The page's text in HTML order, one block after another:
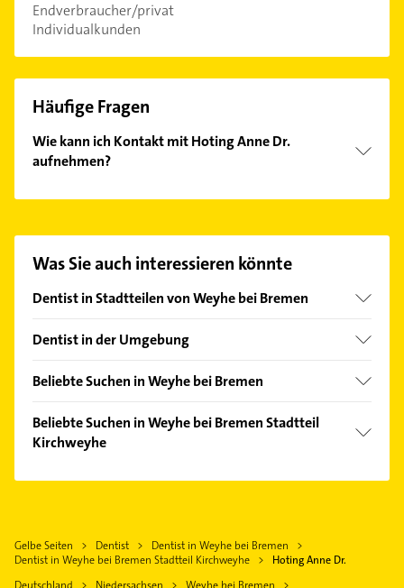
Endverbraucher/privat
Individualkunden
Häufige Fragen
Wie kann ich Kontakt mit Hoting Anne Dr.
aufnehmen?
finden Sie alleKontaktdaten.
Was Sie auch interessieren könnte
Dentist in Stadtteilen von Weyhe bei Bremen
Erichshof
Dentist in der Umgebung
Syke
Bremen
Thedinghausen
Bassum
Beliebte Suchen in Weyhe bei Bremen
Phoniatrie
Logopädie
Heizungsfirmen
Bauunternehmen
Beliebte Suchen in Weyhe bei Bremen Stadtteil
Kirchweyhe
Phoniatrie
Gelbe Seiten Dentist
Dentist in Weyhe bei Bremen
Dentist in Weyhe bei Bremen Stadtteil Kirchweyhe
Hoting Anne Dr.
Deutschland
Niedersachsen
Weyhe bei Bremen